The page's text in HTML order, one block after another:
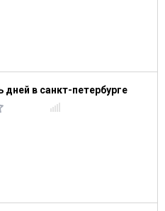
дней в санкт-петербурге